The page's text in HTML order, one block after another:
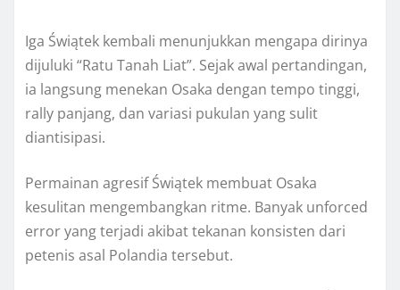
Iga Świątek kembali menunjukkan mengapa dirinya
dijuluki “Ratu Tanah Liat”. Sejak awal pertandingan,
ia langsung menekan Osaka dengan tempo tinggi,
rally panjang, dan variasi pukulan yang sulit
diantisipasi.
Permainan agresif Świątek membuat Osaka
kesulitan mengembangkan ritme. Banyak unforced
error yang terjadi akibat tekanan konsisten dari
petenis asal Polandia tersebut.